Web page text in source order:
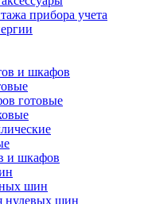
прибора учета
и шкафов
готовые
и шкафов
шин
нулевых шин